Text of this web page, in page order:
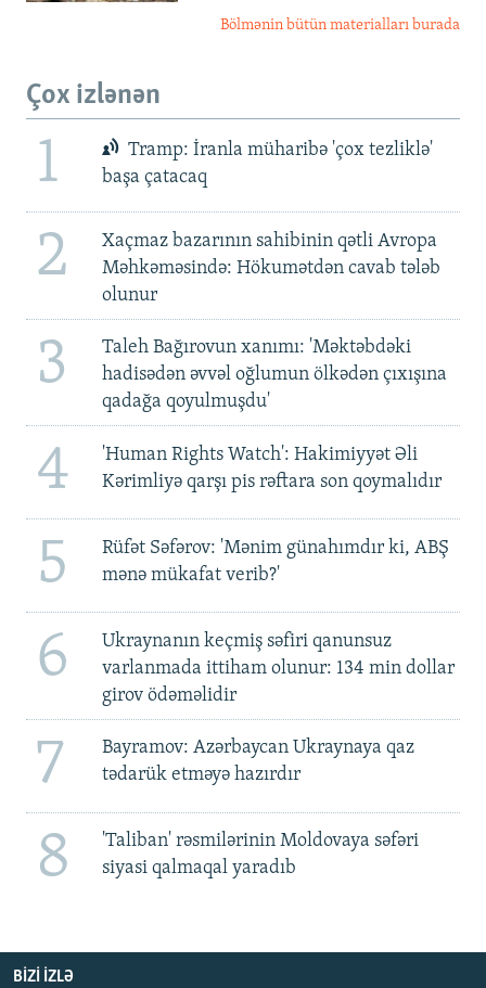
Bölmənin bütün materialları burada
Çox izlənən
1
Tramp: İranla müharibə 'çox tezliklə'
başa çatacaq
2
Xaçmaz bazarının sahibinin qətli Avropa
Məhkəməsində: Hökumətdən cavab tələb
olunur
3
Taleh Bağırovun xanımı: 'Məktəbdəki
hadisədən əvvəl oğlumun ölkədən çıxışına
qadağa qoyulmuşdu'
4
'Human Rights Watch': Hakimiyyət Əli
Kərimliyə qarşı pis rəftara son qoymalıdır
5
Rüfət Səfərov: 'Mənim günahımdır ki, ABŞ
mənə mükafat verib?'
6
Ukraynanın keçmiş səfiri qanunsuz
varlanmada ittiham olunur: 134 min dollar
girov ödəməlidir
7
Bayramov: Azərbaycan Ukraynaya qaz
tədarük etməyə hazırdır
8
'Taliban' rəsmilərinin Moldovaya səfəri
siyasi qalmaqal yaradıb
BIZI IZLƏ